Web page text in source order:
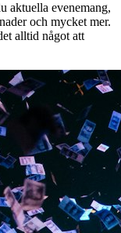
aktuella evenemang,
och mycket mer.
alltid något att